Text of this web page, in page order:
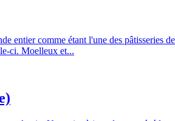
entier comme étant l'une des pâtisseries
ci. Moelleux et...